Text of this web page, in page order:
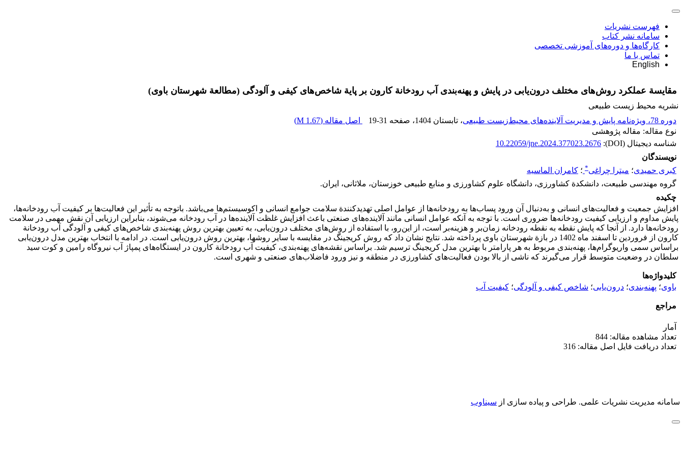
فهرست نشریات
سامانه نشر کتاب
کارگاه‌ها و دوره‌های آموزشی تخصصی
تماس با ما
English
مقایسة عملکرد روش‌های مختلف درون‌یابی در پایش و پهنه‌بندی آب رودخانة کارون بر پایة شاخص‌های کیفی و آلودگی (مطالعة شهرستان باوی)
نشریه محیط زیست طبیعی
دوره 78، ویژه‌نامه پایش و مدیریت آلاینده‌های محیط‌زیست طبیعی
، تابستان 1404 ، صفحه 19-31 اصل مقاله (1.67 M
)
نوع مقاله: مقاله پژوهشی
شناسه دیجیتال (DOI):
10.22059/jne.2024.377023.2676
نویسندگان
کبری حمیدی؛ میترا چراغی* ؛ کامران الماسیه
گروه مهندسی طبیعت، دانشکدة کشاورزی، دانشگاه علوم کشاورزی و منابع طبیعی خوزستان، ملاثانی، ایران.
چکیده
افزایش جمعیت و فعالیت‌های انسانی و به‌دنبال آن ورود پساب‌ها به رودخانه‌ها از عوامل اصلی تهدید‌کنندة سلامت جوامع انسانی و اکوسیستم‌ها می‌باشد. باتوجه به تأثیر این فعالیت‌ها بر کیفیت آب رودخانه‌ها،
پایش مداوم و ارزیابی کیفیت رودخانه‌ها ضروری است. با توجه به آنکه عوامل انسانی مانند آلاینده‌های صنعتی باعث افزایش غلظت آلاینده‌ها در آب رودخانه می‌شوند، بنابراین ارزیابی آن نقش مهمی در سلامت
رودخانه‌ها دارد. از آنجا که پایش نقطه به نقطه رودخانه زمان‌بر و هزینه‌بر است، از این‌رو، با استفاده از روش‌های مختلف درون‌یابی، به تعیین بهترین روش پهنه‌بندی شاخص‌های کیفی و آلودگی آب رودخانة
کارون از فروردین تا اسفند ماه 1402 در بازة شهرستان باوی پرداخته شد. نتایج نشان داد که روش کریجینگ در مقایسه با سایر روش‎ها، بهترین روش درون‌یابی است. در ادامه با انتخاب بهترین مدل درون‌یابی
براساس سمی واریوگرام‌ها، پهنه‌بندی مربوط به هر پارامتر با بهترین مدل کریجینگ ترسیم شد. براساس نقشه‌های پهنه‌بندی، کیفیت آب رودخانة کارون در ایستگاه‌های پمپاژ آب نیروگاه رامین و کوت سید
سلطان در وضعیت متوسط قرار می‌گیرند که ناشی از بالا بودن فعالیت‌های کشاورزی در منطقه و نیز ورود فاضلاب‌های صنعتی و شهری است.
کلیدواژه‌ها
باوی؛ پهنه‌بندی؛ درون‌یابی؛ شاخص کیفی و آلودگی؛ کیفیت آب
مراجع
آمار
تعداد مشاهده مقاله: 844
تعداد دریافت فایل اصل مقاله: 316
سامانه مدیریت نشریات علمی. طراحی و پیاده سازی از سیناوب